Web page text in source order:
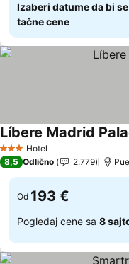
Izaberi datume da bi
tačne cene
3 Zvezdice
Hotel
Líbere Madrid
8,5 Odlično 2.779
Od 193 €
Pogledaj cene sa 8